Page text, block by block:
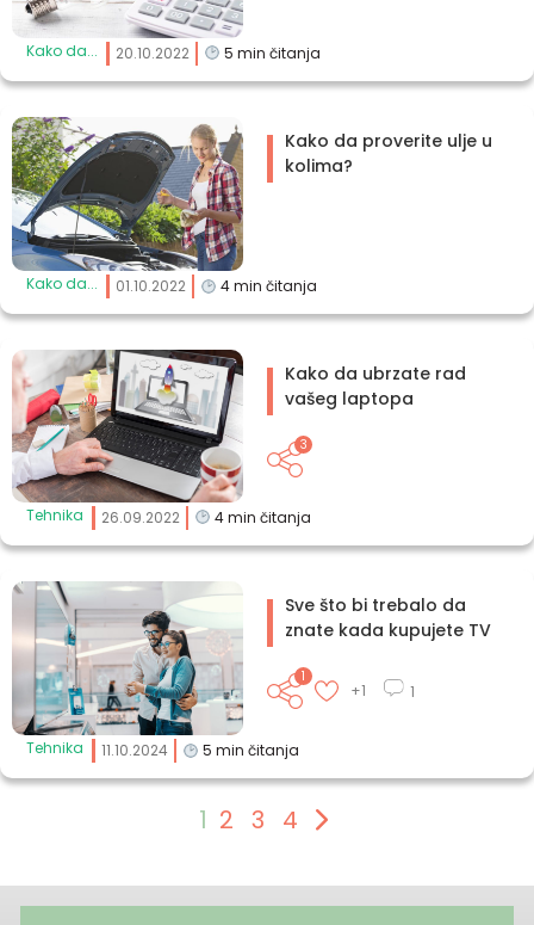
Kako da... 20.10.2022 5 min čitanja
Kako da... 01.10.2022 4min čitanja
Kako da proverite ulje u
kolima?
Tehnika 26.09.2022 4min čitanja
Kako da ubrzate rad
vašeg laptopa
3
Tehnika 11.10.2024 5 min čitanja
Sve što bi trebalo da
znate kada kupujete TV
1
+1 1
1 2 3 4